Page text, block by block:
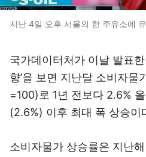
지난 4일 오후 서울의 한 주유소에
국가데이터처가 이날 발표
향’을 보면 지난달 소비자물
=100)로 1년 전보다 2.6%
(2.6%) 이후 최대 폭 상승이
소비자물가 상승률은 지난